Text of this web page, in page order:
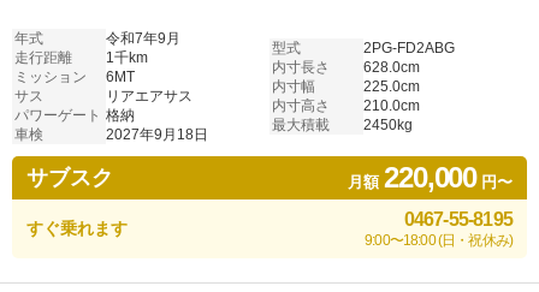
年式
令和7年9月
走行距離
1千km
ミッション
6MT
サス
リアエアサス
パワーゲート 格納
車検
2027年9月18日
型式
2PG-FD2ABG
内寸長さ
628.0cm
内寸幅
225.0cm
内寸高さ
210.0cm
最大積載
2450kg
サブスク 月額220,000円〜
すぐ乗れます 0467-55-8195
9:00〜18:00 (日・祝休み)